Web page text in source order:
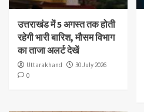
उत्तराखंड में 5 अगस्त तक होती
रहेगी भारी बारिश, मौसम विभाग
का ताजा अलर्ट देखें
Uttarakhand
30 July 2026
0